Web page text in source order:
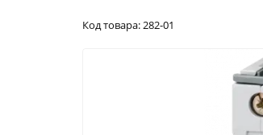
Код товара: 282-01